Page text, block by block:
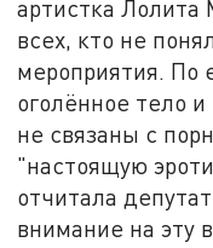
артистка Лолита
всех, кто не
мероприятия. По
оголённое тело
не связаны с
"настоящую
отчитала
внимание на эту